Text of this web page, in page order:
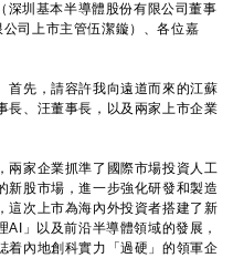
圳基本半導體股份有限公司董事
司上市主管伍潔鏇）、各位嘉
先，請容許我向遠道而來的江蘇
長、汪董事長，以及兩家上市企業
家企業抓準了國際市場投資人工
新股市場，進一步強化研發和製造
這次上市為海內外投資者搭建了新
」以及前沿半導體領域的發展，
着內地創科實力「過硬」的領軍企